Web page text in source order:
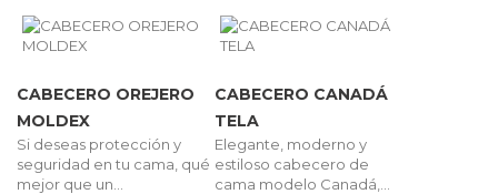
CABECERO OREJERO
MOLDEX
Si deseas protección y
seguridad en tu cama, qué
mejor que un...
CABECERO CANADÁ
TELA
Elegante, moderno y
estiloso cabecero de
cama modelo Canadá,...